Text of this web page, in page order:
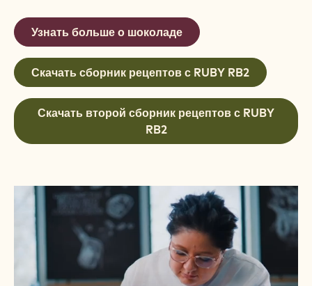
Узнать больше о шоколаде
Скачать сборник рецептов с RUBY RB2
Скачать второй сборник рецептов с RUBY
RB2